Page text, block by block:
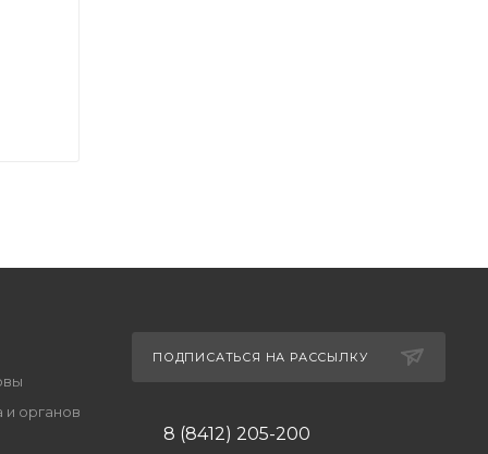
и органов
ПОДПИСАТЬСЯ НА РАССЫЛКУ
8 (8412) 205-200